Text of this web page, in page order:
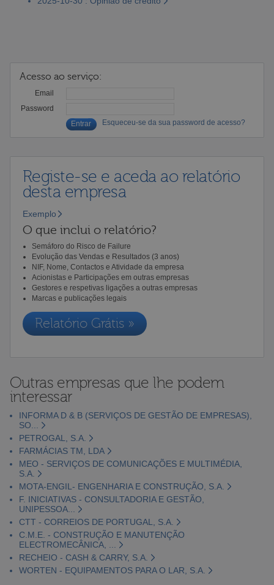
Acesso ao serviço:
Email
Password
Esqueceu-se da sua password de acesso?
Registe-se e aceda ao relatório
desta empresa
Exemplo
O que inclui o relatório?
Semáforo do Risco de Failure
Evolução das Vendas e Resultados (3 anos)
NIF, Nome, Contactos e Atividade da empresa
Acionistas e Participações em outras empresas
Gestores e respetivas ligações a outras empresas
Marcas e publicações legais
Relatório Grátis »
Outras empresas que lhe podem
interessar
INFORMA D & B (SERVIÇOS DE GESTÃO DE EMPRESAS),
SO...
PETROGAL, S.A.
FARMÁCIAS TM, LDA
MEO - SERVIÇOS DE COMUNICAÇÕES E MULTIMÉDIA,
S.A.
MOTA-ENGIL- ENGENHARIA E CONSTRUÇÃO, S.A.
F. INICIATIVAS - CONSULTADORIA E GESTÃO,
UNIPESSOA...
CTT - CORREIOS DE PORTUGAL, S.A.
C.M.E. - CONSTRUÇÃO E MANUTENÇÃO
ELECTROMECÂNICA, ...
RECHEIO - CASH & CARRY, S.A.
WORTEN - EQUIPAMENTOS PARA O LAR, S.A.